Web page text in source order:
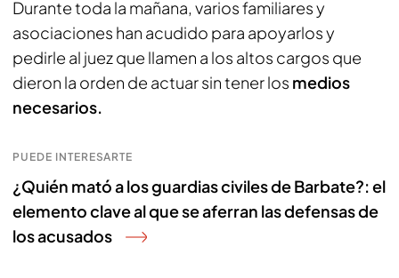
Durante toda la mañana, varios familiares y
asociaciones han acudido para apoyarlos y
pedirle al juez que llamen a los altos cargos que
dieron la orden de actuar sin tener los medios
necesarios.
PUEDE INTERESARTE
¿Quién mató a los guardias civiles de Barbate?: el
elemento clave al que se aferran las defensas de
los acusados